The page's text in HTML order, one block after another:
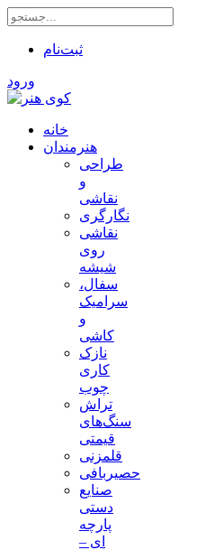
ثبت‌نام
ورود
خانه
هنرمندان
طراحی
و
نقاشی
نگارگری
نقاشی
روی
شیشه
سفال،
سرامیک
و
کاشی
نازک
کاری
چوب
تراش
سنگ‌های
قیمتی
قلمزنی
حصیربافی
صنایع
دستی
پارچه
ای –